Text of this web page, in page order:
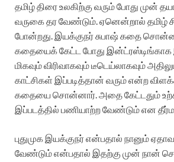
தமிழ் திரை உலகிற்கு வரும் போது முன்
வருகை தர வேண்டும். ஏனென்றால் தமிழ்
போன்றது. இயக்குநர் சுபாஷ் கதை
கதையைக் கேட்ட போது இன்ட்ரஸ்டிங்காக
மிகவும் விரிவாகவும் டீடெய்லாகவும்
காட்சிகள் இப்படித்தான் வரும் என்ற
கதையை சொன்னார். அதை கேட்டதும்
இப்படத்தில் பணியாற்ற வேண்டும் என
புதுமுக இயக்குநர் என்பதால் நானும்
வேண்டும் என்பதால் இதற்கு முன் நான்